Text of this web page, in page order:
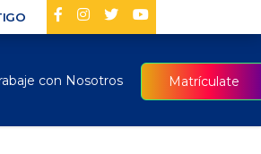
con Nosotros Matrículate